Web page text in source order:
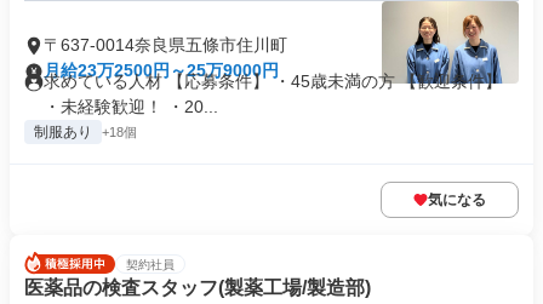
〒637-0014奈良県五條市住川町
月給23万2500円～25万9000円
求めている人材 【応募条件】 ・45歳未満の方 【歓迎条件】
・未経験歓迎！ ・20...
制服あり +18個
気になる
契約社員
医薬品の検査スタッフ(製薬工場/製造部)